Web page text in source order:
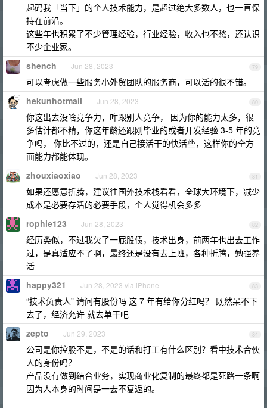
起码我「当下」的个人技术能力，是超过绝大多数人，也一直保
持在前沿。
这些年也积累了不少管理经验，行业经验，收入也不愁，还认识
不少企业家。
79
shench Jun 28, 2023
可以考虑做一些服务小外贸团队的服务商，可以活的很不错。
80
hekunhotmail Jun 28, 2023
你这出去没啥竞争力，咋跟别人竞争， 因为你的能力太多，很
多估计都不精，你这年龄还跟刚毕业的或者开发经验 3-5 年的竞
争吗， 你比不过的，还是自己接活干的快活些，这样你的全方
面能力都能体现。
81
zhouxiaoxiao Jun 28, 2023
如果还愿意折腾，建议往国外技术栈看看，全球大环境下，减少
成本是必要存活的必要手段，个人觉得机会多多
82
rophie123 Jun 28, 2023
经历类似，不过我欠了一屁股债，技术出身，前两年也出去工作
过，是真适应不了啊，最终还是没有去上班，各种折腾，勉强养
活
83
happy321 Jun 28, 2023 via iPhone
“技术负责人” 请问有股份吗 这 7 年有给你分红吗？ 既然呆不下
去了，经济允许 就去单干吧
84
zepto Jun 29, 2023
公司是你控股不是，不是的话和打工有什么区别？看中技术合伙
人的身份吗？
产品没有做到结合业务，实现商业化复制的最终都是死路一条啊
因为人本身的时间是一去不复返的。